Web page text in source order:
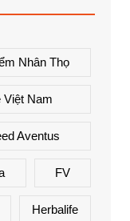
Nhân Thọ
Việt Nam
Aventus
FV
Herbalife